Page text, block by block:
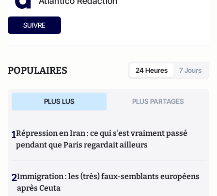
SUIVRE
POPULAIRES 24 Heures 7 Jours
PLUS LUS PLUS PARTAGES
1Répression en Iran : ce qui s'est vraiment passé
pendant que Paris regardait ailleurs
2Immigration : les (très) faux-semblants européens
après Ceuta